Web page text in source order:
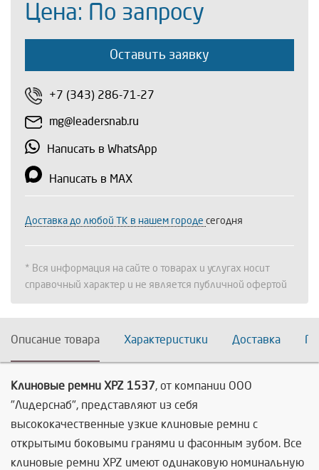
Цена: По запросу
Оставить заявку
+7 (343) 286-71-27
mg@leadersnab.ru
Написать в WhatsApp
Написать в MAX
Доставка до любой ТК в нашем городе сегодня
* Вся информация на сайте о товарах и услугах носит
справочный характер и не является публичной офертой
Описание товара Характеристики Доставка
Клиновые ремни XPZ 1537, от компании ООО
"Лидерснаб", представляют из себя
высококачественные узкие клиновые ремни с
открытыми боковыми гранями и фасонным зубом. Все
клиновые ремни XPZ имеют одинаковую номинальную